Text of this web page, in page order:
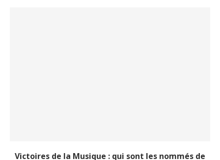
Victoires de la Musique : qui sont les nommés de